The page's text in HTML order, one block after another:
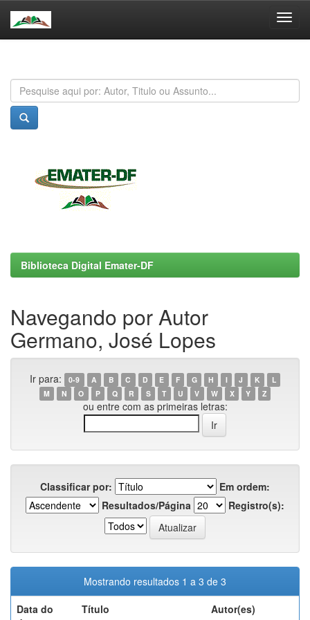
Biblioteca Digital Emater-DF
Navegando por Autor
Germano, José Lopes
Ir para: 0-9 A B C D E F G H I J K
L
M
N O P Q R S T U V W X Y Z
ou entre com as primeiras letras:
Classificar por:
Em ordem:
Resultados/Página
Registro(s):
Mostrando resultados 1 a 3 de 3
Data do
Título Autor(es)